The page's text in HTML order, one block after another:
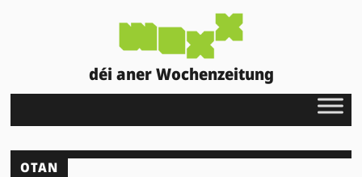
déi aner Wochenzeitung
OTAN